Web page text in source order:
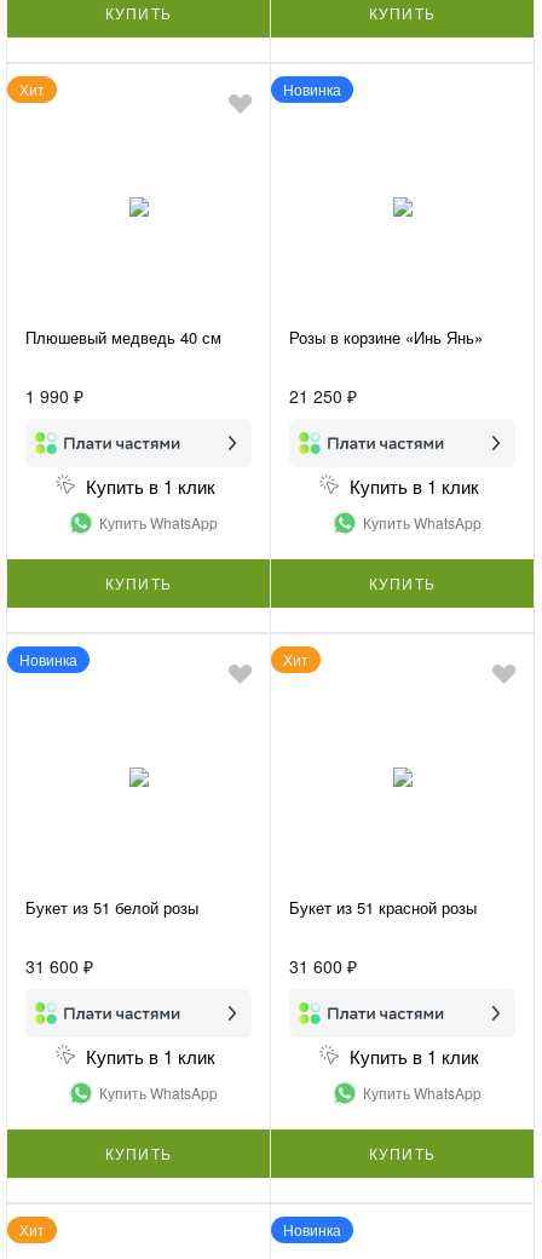
КУПИТЬ КУПИТЬ
Хит
Плюшевый медведь 40 см
1 990 ₽
Купить в 1 клик
Купить WhatsApp
КУПИТЬ
Новинка
Розы в корзине «Инь Янь»
21 250 ₽
Купить в 1 клик
Купить WhatsApp
КУПИТЬ
Новинка
Букет из 51 белой розы
31 600 ₽
Купить в 1 клик
Купить WhatsApp
КУПИТЬ
Хит
Букет из 51 красной розы
31 600 ₽
Купить в 1 клик
Купить WhatsApp
КУПИТЬ
Хит Новинка